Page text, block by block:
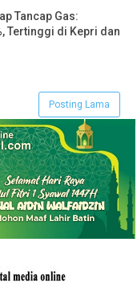
Tancap Gas:
Tertinggi di Kepri dan
Posting Lama